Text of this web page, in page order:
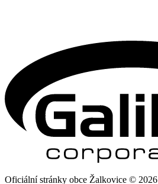
Oficiální stránky obce Žalkovice © 2026